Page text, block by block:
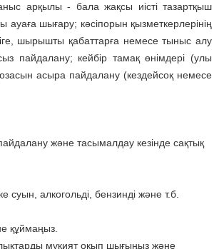
арқылы - бала жақсы иісті тазартқыш
шығару; кәсіпорын қызметкерлерінің
шырышты қабаттарға немесе тыныс алу
пайдалану; кейбір тамақ өнімдері (улы
асыра пайдалану (кездейсоқ немесе
және тасымалдау кезінде сақтық
алкогольді, бензинді және т.б.
құймаңыз.
мұқият оқып шығыңыз және